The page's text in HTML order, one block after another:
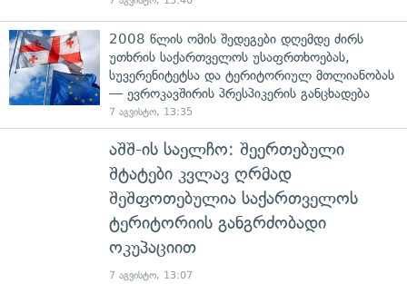
2008 წლის ომის შედეგები დღემდე ძირს
უთხრის საქართველოს უსაფრთხოებას,
სუვერენიტეტსა და ტერიტორიულ მთლიანობას
— ევროკავშირის პრესპიკერის განცხადება
7 აგვისტო, 13:35
აშშ-ის საელჩო: შეერთებული
შტატები კვლავ ღრმად
შეშფოთებულია საქართველოს
ტერიტორიის განგრძობადი
ოკუპაციით
7 აგვისტო, 13:07